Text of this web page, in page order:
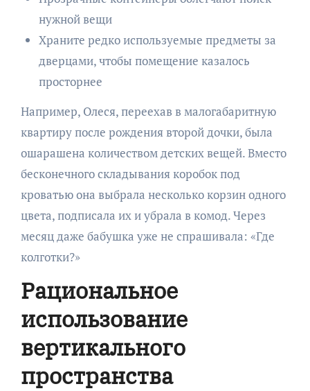
нужной вещи
Храните редко используемые предметы за
дверцами, чтобы помещение казалось
просторнее
Например, Олеся, переехав в малогабаритную
квартиру после рождения второй дочки, была
ошарашена количеством детских вещей. Вместо
бесконечного складывания коробок под
кроватью она выбрала несколько корзин одного
цвета, подписала их и убрала в комод. Через
месяц даже бабушка уже не спрашивала: «Где
колготки?»
Рациональное
использование
вертикального
пространства